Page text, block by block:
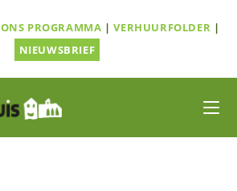
ONS PROGRAMMA |VERHUURFOLDER |
NIEUWSBRIEF